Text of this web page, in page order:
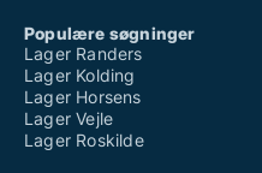
Populære søgninger
Lager Randers
Lager Kolding
Lager Horsens
Lager Vejle
Lager Roskilde